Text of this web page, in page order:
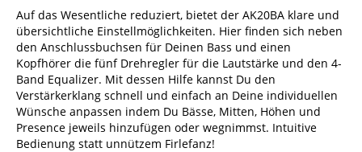
Auf das Wesentliche reduziert, bietet der AK20BA klare und
übersichtliche Einstellmöglichkeiten. Hier finden sich neben
den Anschlussbuchsen für Deinen Bass und einen
Kopfhörer die fünf Drehregler für die Lautstärke und den 4-
Band Equalizer. Mit dessen Hilfe kannst Du den
Verstärkerklang schnell und einfach an Deine individuellen
Wünsche anpassen indem Du Bässe, Mitten, Höhen und
Presence jeweils hinzufügen oder wegnimmst. Intuitive
Bedienung statt unnützem Firlefanz!